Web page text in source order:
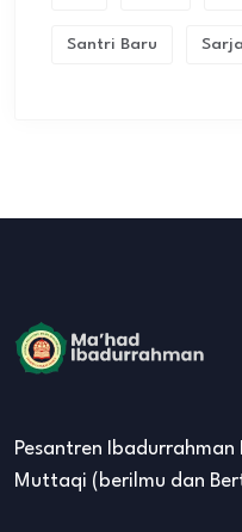
Santri Baru
Pesantren Ibadurrahman
Muttaqi (berilmu dan